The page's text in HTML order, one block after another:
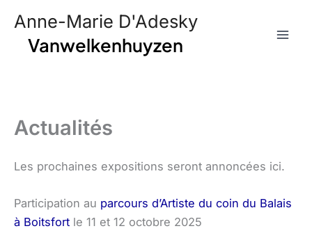
content
Anne-Marie D'Adesky
Vanwelkenhuyzen
Actualités
Les prochaines expositions seront annoncées ici.
Participation au parcours d’Artiste du coin du Balais
à Boitsfort le 11 et 12 octobre 2025